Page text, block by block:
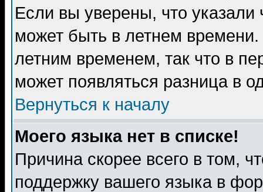
Если вы уверены, что указали
может быть в летнем
летним временем, так что в
может появляться разница в
Вернуться к началу
Моего языка нет в списке!
Причина скорее всего в том,
поддержку вашего языка в